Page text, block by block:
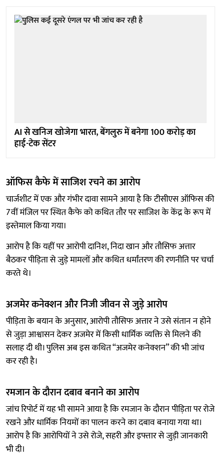
AI से खनिज खोजेगा भारत, बेंगलुरु में बनेगा 100 करोड़ का
हाई-टेक सेंटर
ऑफिस कैफे में साजिश रचने का आरोप
चार्जशीट में एक और गंभीर दावा सामने आया है कि टीसीएस ऑफिस की
7वीं मंजिल पर स्थित कैफे को कथित तौर पर साजिश के केंद्र के रूप में
इस्तेमाल किया गया।
आरोप है कि यहीं पर आरोपी दानिश, निदा खान और तौसिफ अत्तार
बैठकर पीड़िता से जुड़े मामलों और कथित धर्मांतरण की रणनीति पर चर्चा
करते थे।
अजमेर कनेक्शन और निजी जीवन से जुड़े आरोप
पीड़िता के बयान के अनुसार, आरोपी तौसिफ अत्तार ने उसे संतान न होने
से जुड़ा आश्वासन देकर अजमेर में किसी धार्मिक व्यक्ति से मिलने की
सलाह दी थी। पुलिस अब इस कथित “अजमेर कनेक्शन” की भी जांच
कर रही है।
रमजान के दौरान दबाव बनाने का आरोप
जांच रिपोर्ट में यह भी सामने आया है कि रमजान के दौरान पीड़िता पर रोजे
रखने और धार्मिक नियमों का पालन करने का दबाव बनाया गया था।
आरोप है कि आरोपियों ने उसे रोजे, सहरी और इफ्तार से जुड़ी जानकारी
भी दी।